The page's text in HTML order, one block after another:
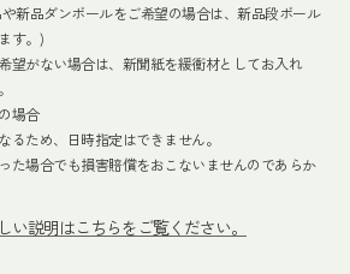
新品ダンボールをご希望の場合は、新品段ボール
す。)
望がない場合は、新聞紙を緩衝材としてお入れ
場合
るため、日時指定はできません。
た場合でも損害賠償をおこないませんのであらか
い説明はこちらをご覧ください。